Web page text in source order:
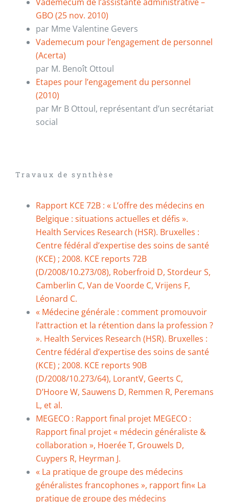
Vademecum de l’assistante administrative –
GBO (25 nov. 2010)
par Mme Valentine Gevers
Vademecum pour l’engagement de personnel
(Acerta)
par M. Benoît Ottoul
Etapes pour l’engagement du personnel
(2010)
par Mr B Ottoul, représentant d’un secrétariat
social
Travaux de synthèse
Rapport KCE 72B : « L’offre des médecins en
Belgique : situations actuelles et défis ».
Health Services Research (HSR). Bruxelles :
Centre fédéral d’expertise des soins de santé
(KCE) ; 2008. KCE reports 72B
(D/2008/10.273/08), Roberfroid D, Stordeur S,
Camberlin C, Van de Voorde C, Vrijens F,
Léonard C.
« Médecine générale : comment promouvoir
l’attraction et la rétention dans la profession ?
». Health Services Research (HSR). Bruxelles :
Centre fédéral d’expertise des soins de santé
(KCE) ; 2008. KCE reports 90B
(D/2008/10.273/64), LorantV, Geerts C,
D’Hoore W, Sauwens D, Remmen R, Peremans
L, et al.
MEGECO : Rapport final projet MEGECO :
Rapport final projet « médecin généraliste &
collaboration », Hoerée T, Grouwels D,
Cuypers R, Heyrman J.
« La pratique de groupe des médecins
généralistes francophones », rapport fin« La
pratique de groupe des médecins